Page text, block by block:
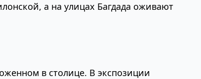
а на улицах Багдада оживают
в столице. В экспозиции